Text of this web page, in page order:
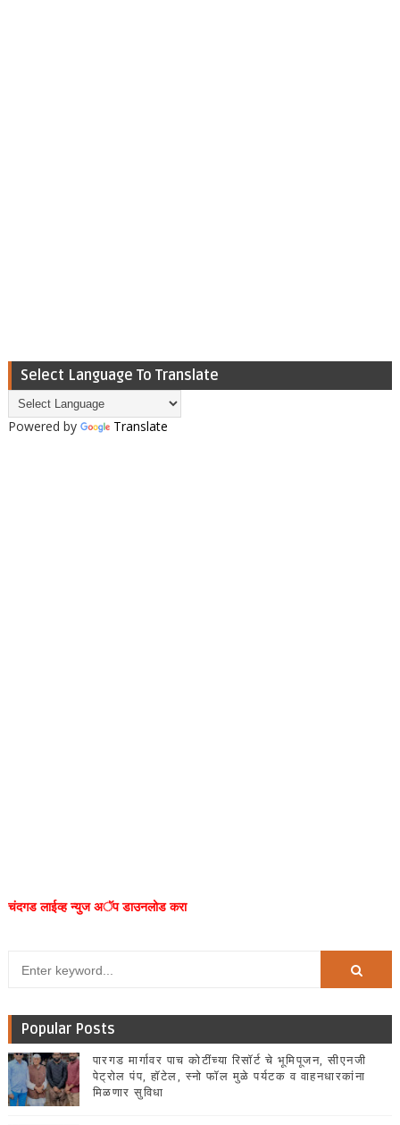
Select Language To Translate
Powered by Translate
चंदगड लाईव्ह न्युज अॅप डाउनलोड करा
Popular Posts
पारगड मार्गावर पाच कोटींच्या रिसॉर्ट चे भूमिपूजन, सीएनजी
पेट्रोल पंप, हॉटेल, स्नो फॉल मुळे पर्यटक व वाहनधारकांना
मिळणार सुविधा